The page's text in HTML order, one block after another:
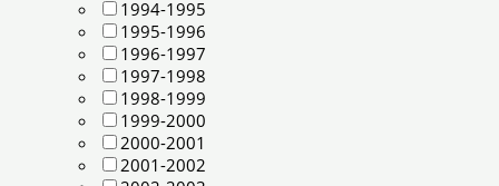
1994-1995
1995-1996
1996-1997
1997-1998
1998-1999
1999-2000
2000-2001
2001-2002